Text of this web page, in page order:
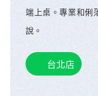
端上桌。專業和俐
說。
台北店